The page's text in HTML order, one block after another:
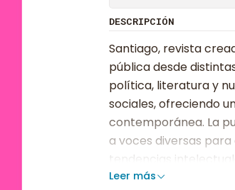
DESCRIPCIÓN
Santiago, revista
pública desde
política, literatura y
sociales, ofreciendo
contemporánea. La
a voces diversas
tendencias
pensamiento crítico y
Leer más